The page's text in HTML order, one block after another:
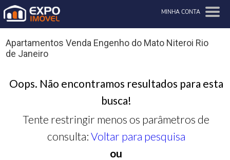
MINHA CONTA
Apartamentos Venda Engenho do Mato Niteroi Rio
de Janeiro
Oops. Não encontramos resultados para esta
busca!
Tente restringir menos os parâmetros de
consulta: Voltar para pesquisa
ou